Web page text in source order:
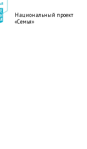
Национальный проект
«Семья»